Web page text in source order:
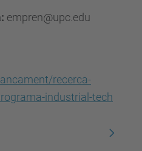
empren@upc.edu
recerca-
industrial-tech